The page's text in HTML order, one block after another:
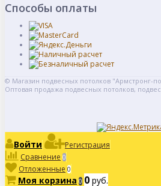
Способы оплаты
© Магазин подвесных потолков "Армстронг-
Оптовая продажа подвесных потолков,
Войти
Регистрация
Сравнение 0
Отложенные 0
Моя корзина 0 0 руб.